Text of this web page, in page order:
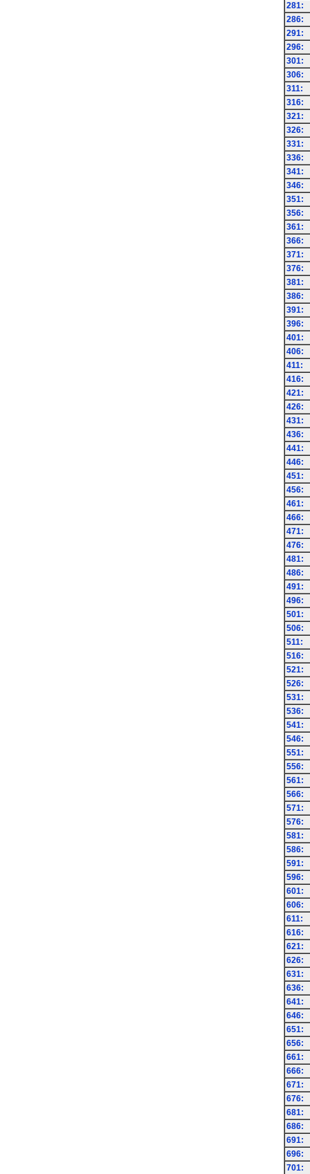
281:
286:
291:
296:
301:
306:
311:
316:
321:
326:
331:
336:
341:
346:
351:
356:
361:
366:
371:
376:
381:
386:
391:
396:
401:
406:
411:
416:
421:
426:
431:
436:
441:
446:
451:
456:
461:
466:
471:
476:
481:
486:
491:
496:
501:
506:
511:
516:
521:
526:
531:
536:
541:
546:
551:
556:
561:
566:
571:
576:
581:
586:
591:
596:
601:
606:
611:
616:
621:
626:
631:
636:
641:
646:
651:
656:
661:
666:
671:
676:
681:
686:
691:
696:
701: